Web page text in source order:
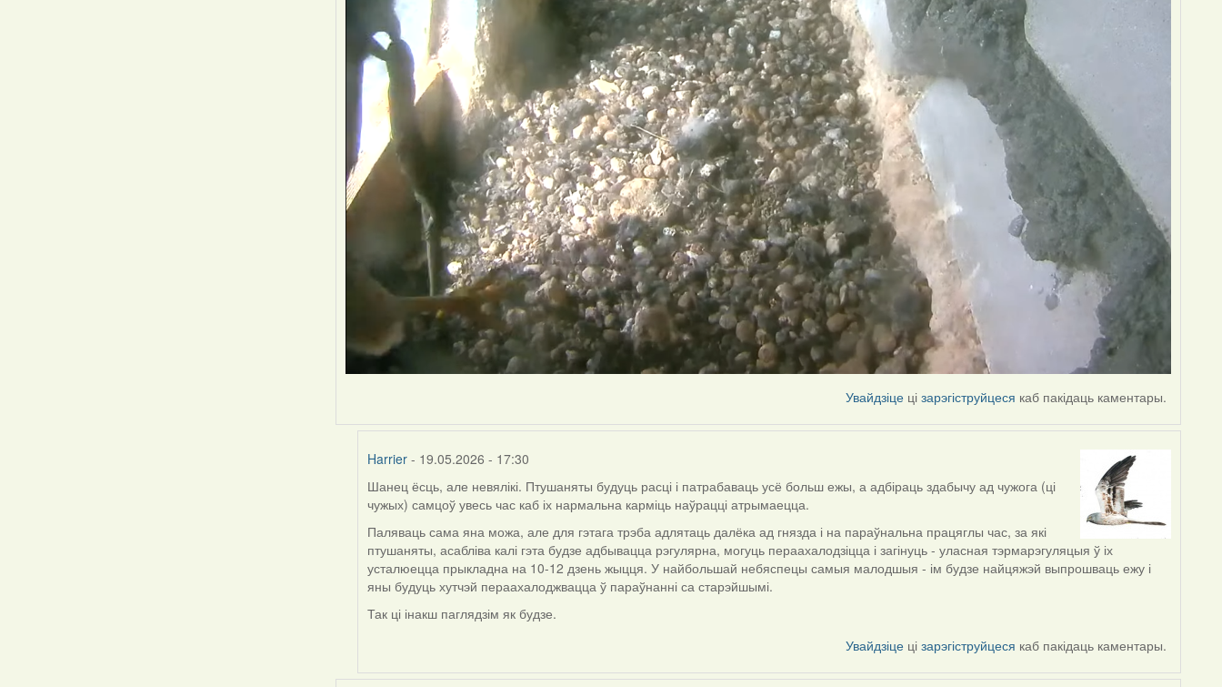
Увайдзіце цізарэгіструйцеся каб пакідаць каментары.
Harrier- 19.05.2026 - 17:30
In
reply
to
by
Snezhinka
Шанец ёсць, але невялікі. Птушаняты будуць расці і патрабаваць усё больш ежы, а адбіраць здабычу ад чужога (ці
чужых) самцоў увесь час каб іх нармальна карміць наўрацці атрымаецца.
Паляваць сама яна можа, але для гэтага трэба адлятаць далёка ад гнязда і на параўнальна працяглы час, за які
птушаняты, асабліва калі гэта будзе адбывацца рэгулярна, могуць пераахалодзіцца і загінуць - уласная тэрмарэгуляцыя ў іх
усталюецца прыкладна на 10-12 дзень жыцця. У найбольшай небяспецы самыя малодшыя - ім будзе найцяжэй выпрошваць ежу і
яны будуць хутчэй пераахалоджвацца ў параўнанні са старэйшымі.
Так ці інакш паглядзім як будзе.
Увайдзіце цізарэгіструйцеся каб пакідаць каментары.